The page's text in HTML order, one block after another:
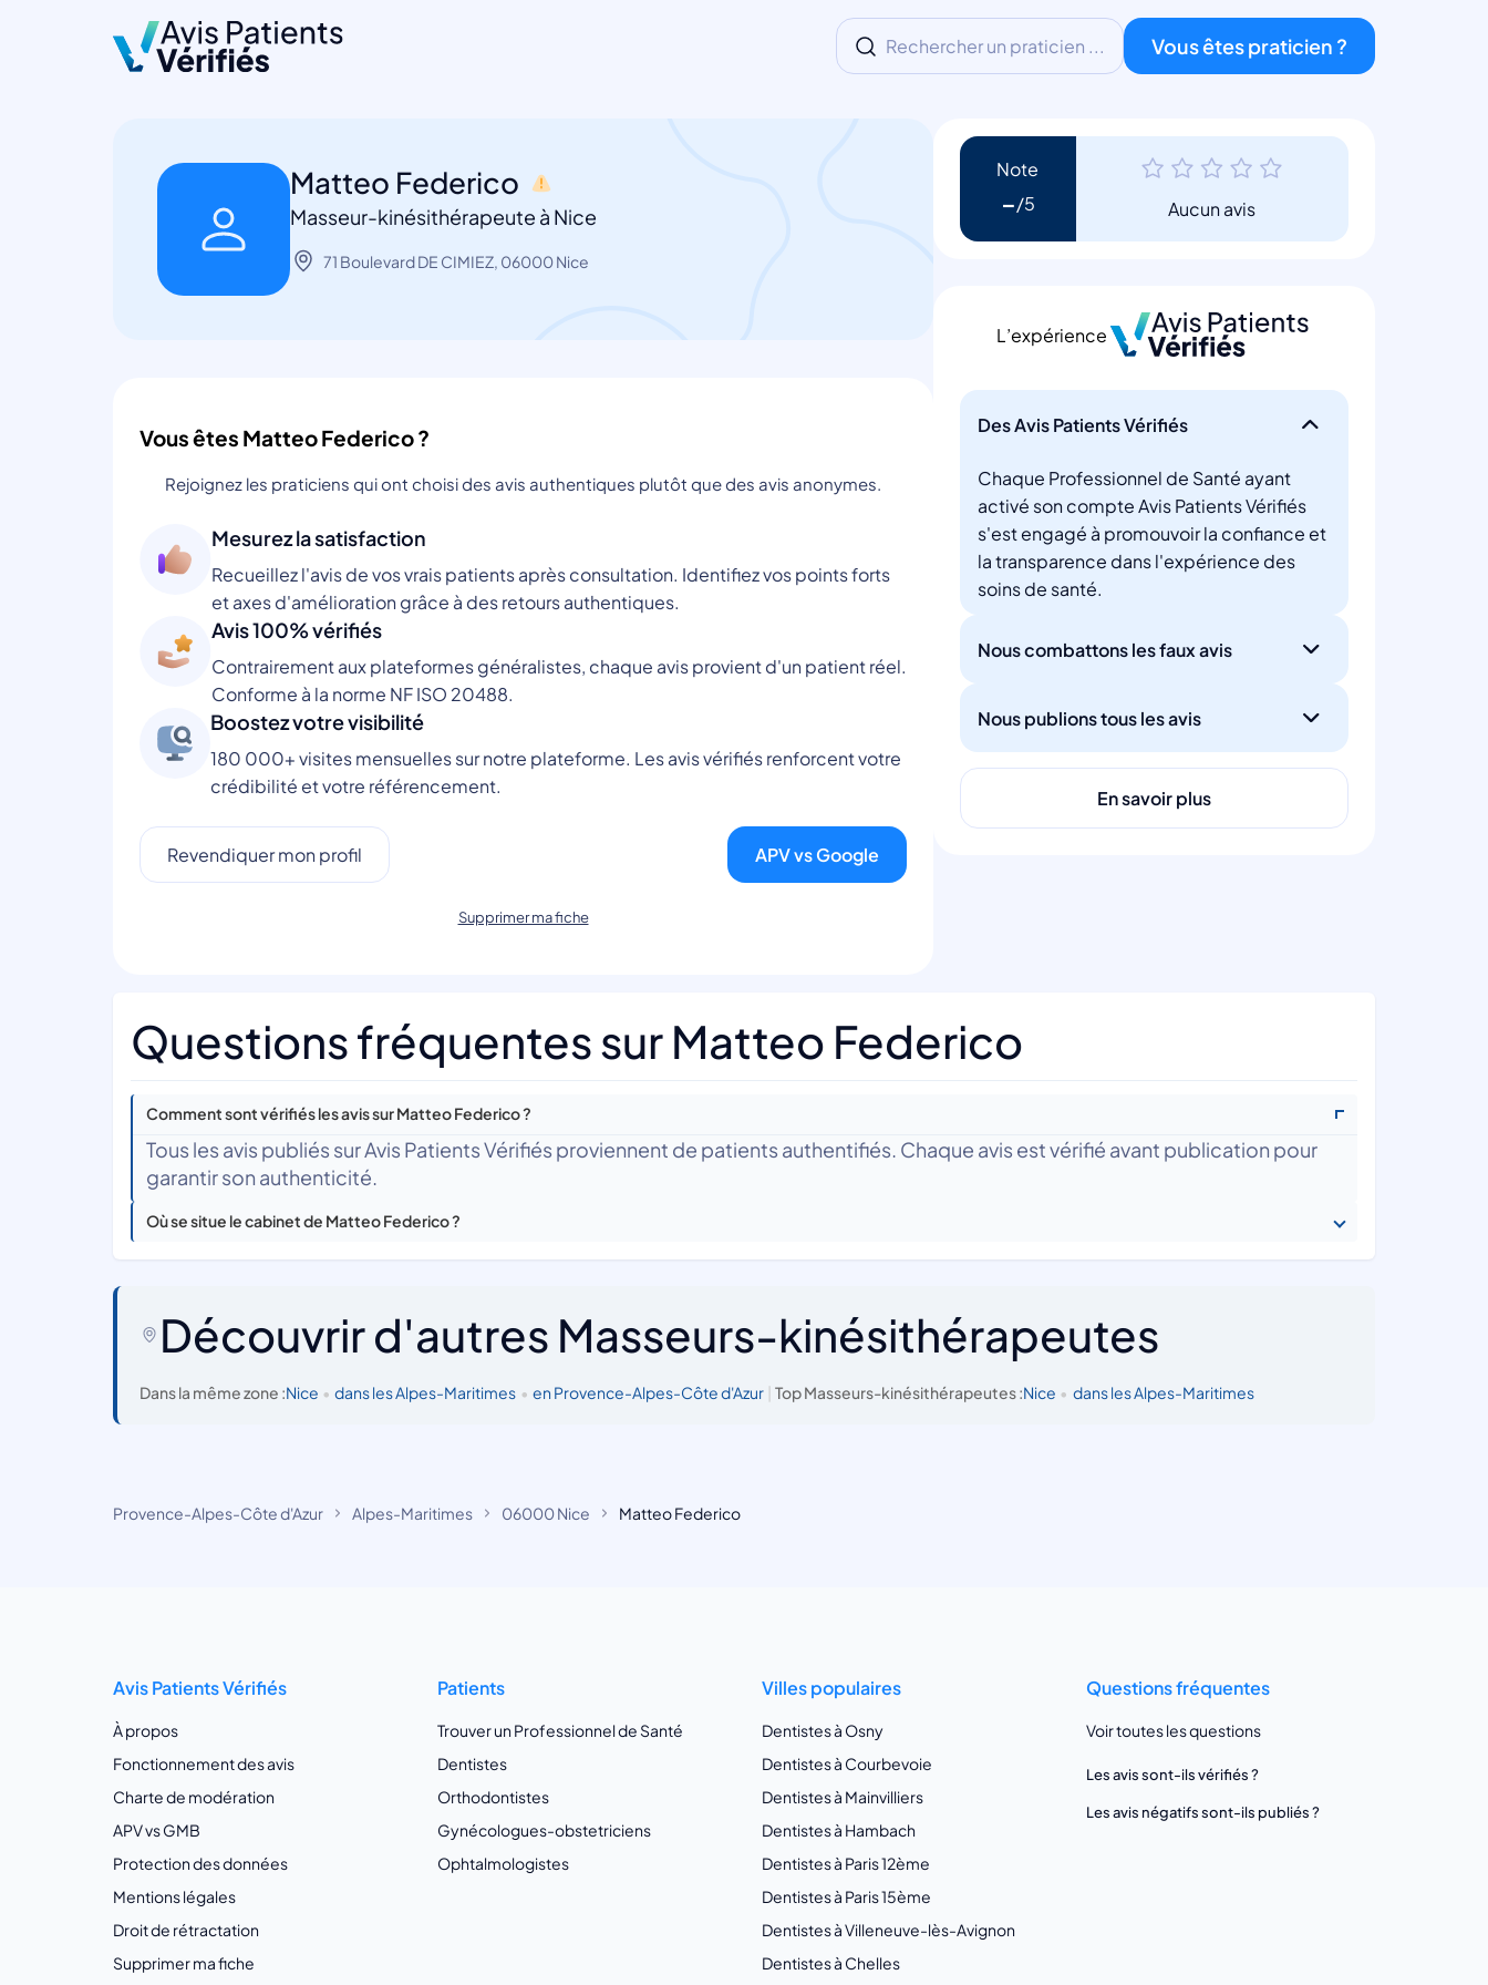
Rechercher un praticien ... Vous êtes praticien ?
Matteo Federico
Masseur-kinésithérapeute à Nice
71 Boulevard DE CIMIEZ, 06000 Nice
Vous êtes Matteo Federico ?
Rejoignez les praticiens qui ont choisi des avis authentiques plutôt que des avis anonymes.
Mesurez la satisfaction
Recueillez l'avis de vos vrais patients après consultation. Identifiez vos points forts
et axes d'amélioration grâce à des retours authentiques.
Avis 100% vérifiés
Contrairement aux plateformes généralistes, chaque avis provient d'un patient réel.
Conforme à la norme NF ISO 20488.
Boostez votre visibilité
180 000+ visites mensuelles sur notre plateforme. Les avis vérifiés renforcent votre
crédibilité et votre référencement.
Revendiquer mon profil APV vs Google
Supprimer ma fiche
Note
- Aucun avis
L’expérience
Des Avis Patients Vérifiés
Chaque Professionnel de Santé ayant
activé son compte Avis Patients Vérifiés
s'est engagé à promouvoir la confiance et
la transparence dans l'expérience des
soins de santé.
Nous combattons les faux avis
Nous publions tous les avis
En savoir plus
Questions fréquentes sur Matteo Federico
Comment sont vérifiés les avis sur Matteo Federico ?
Tous les avis publiés sur Avis Patients Vérifiés proviennent de patients authentifiés. Chaque avis est vérifié avant publication pour
garantir son authenticité.
Où se situe le cabinet de Matteo Federico ?
Découvrir d'autres Masseurs-kinésithérapeutes
Dans la même zone :Nice • dans les Alpes-Maritimes • en Provence-Alpes-Côte d'Azur | Top Masseurs-kinésithérapeutes :Nice • dans les Alpes-Maritimes
Provence-Alpes-Côte d'Azur Alpes-Maritimes 06000 Nice Matteo Federico
Avis Patients Vérifiés
À propos
Fonctionnement des avis
Charte de modération
APV vs GMB
Protection des données
Mentions légales
Droit de rétractation
Supprimer ma fiche
Patients
Trouver un Professionnel de Santé
Dentistes
Orthodontistes
Gynécologues-obstetriciens
Ophtalmologistes
Villes populaires
Dentistes à Osny
Dentistes à Courbevoie
Dentistes à Mainvilliers
Dentistes à Hambach
Dentistes à Paris 12ème
Dentistes à Paris 15ème
Dentistes à Villeneuve-lès-Avignon
Dentistes à Chelles
Questions fréquentes
Voir toutes les questions
Les avis sont-ils vérifiés ?
Les avis négatifs sont-ils publiés ?